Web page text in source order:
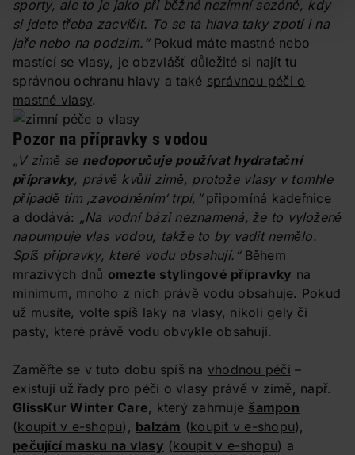
sporty, ale to je jako při běžné nezimní sezóně, kdy
si jdete třeba zacvičit. To se ta hlava taky zpotí i na
jaře nebo na podzim.“ Pokud máte mastné nebo
mastící se vlasy, je obzvlášť důležité si najít tu
správnou ochranu hlavy a také správnou péči o
mastné vlasy.
Pozor na přípravky s vodou
„V zimě se nedoporučuje používat hydratační
přípravky, právě kvůli zimě, protože vlasy v tomhle
případě tím ‚zavodněním‘ trpí,“ připomíná kadeřnice
a dodává: „Na vodní bázi neznamená, že to vyloženě
napumpuje vlas vodou, takže to by vadit nemělo.
Spíš přípravky, které vodu obsahují.“Během
mrazivých dnů omezte stylingové přípravky na
minimum, mnoho z nich právě vodu obsahuje. Pokud
už musíte, volte spíš laky na vlasy, nikoli gely či
pasty, které právě vodu obvykle obsahují.
Zaměřte se v tuto dobu spíš na vhodnou péči –
existují už řady pro péči o vlasy právě v zimě, např.
GlissKur Winter Care, který zahrnuje šampon
(koupit v e-shopu), balzám (koupit v e-shopu),
pečující masku na vlasy (koupit v e-shopu) a